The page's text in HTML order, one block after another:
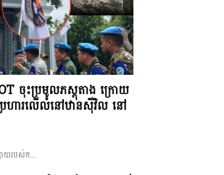
ចុះប្រមូលភស្តុតាង ក្រោយ
រហារលើលំនៅឋានស៊ីវិល នៅ
ាយរបស់ក...